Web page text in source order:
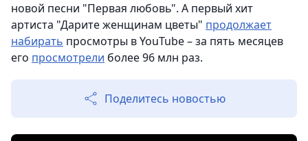
новой песни "Первая любовь". А первый хит
артиста "Дарите женщинам цветы" продолжает
набирать просмотры в YouTube – за пять месяцев
его просмотрели более 96 млн раз.
Поделитесь новостью